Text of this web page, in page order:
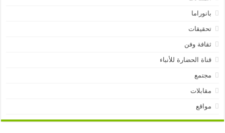
بانوراما
تحقيقات
ثقافة وفن
قناة الحضارة للأنباء
مجتمع
مقابلات
مواقع